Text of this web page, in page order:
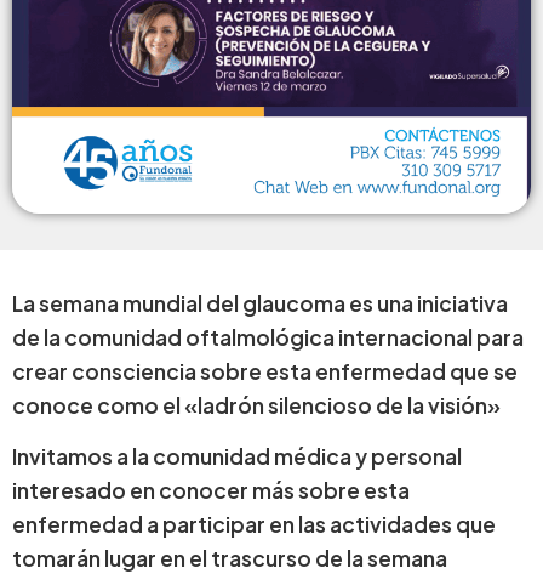
La semana mundial del glaucoma es una iniciativa
de la comunidad oftalmológica internacional para
crear consciencia sobre esta enfermedad que se
conoce como el «ladrón silencioso de la visión»
Invitamos a la comunidad médica y personal
interesado en conocer más sobre esta
enfermedad a participar en las actividades que
tomarán lugar en el trascurso de la semana